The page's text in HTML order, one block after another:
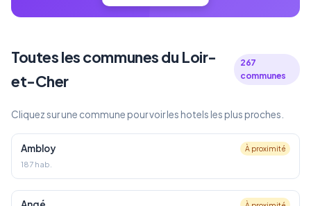
Toutes les communes du Loir-
et-Cher
267
communes
Cliquez sur une commune pour voir les hotels les plus proches.
Ambloy À proximité
187 hab.